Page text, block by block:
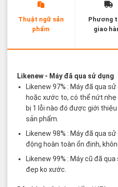
Thuật ngữ sản
phẩm
Phương
giao
Likenew- Máy đã qua sử dụng
Likenew 97% : Máy đã qua
hoặc xước to, có thể nứt
bị 1 lỗi nào đó được giới
sản phẩm.
Likenew 98% : Máy đã qua
động hoàn toàn ổn định,
Likenew 99% : Máy cũ đã
đẹp ko xước.